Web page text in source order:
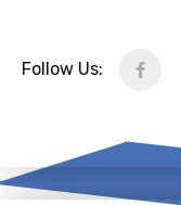
Follow Us: